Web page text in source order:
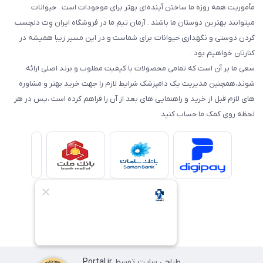
مأموریت همه روزه ما ساختن آینده‌ای بهتر برای موجودات است . حیوانات
میتوانند بهترین دوستان ما باشند . آرمان تیم ما در فروشگاه ایران وِت دلچسب
کردن دوستی و نگهداری حیوانات برای شماست و در این مسیر زیبا همیشه در
کنارتان خواهیم بود .
سعی ما بر آن است که تمامی محصولات با کیفیت مطلوب و برند اصلی ارائه
شوند،همچنین مدیریت یک دامپزشک شرایط لازم را جهت خرید بهتر و مشاوره
های لازم قبل از خرید و راهنمایی های بعد از آن را فراهم کرده است ،پس در هر
لحظه روی کمک ما حساب کنید.